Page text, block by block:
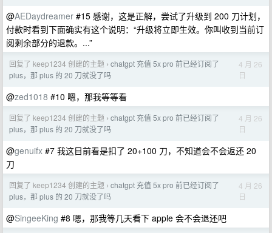
@AEDaydreamer #15 感谢，这是正解，尝试了升级到 200 刀计划，
付款时看到下面确实有这个说明：“升级将立即生效。你叫收到当前订
阅剩余部分的退款。...”
回复了 keep1234 创建的主题 › chatgpt 充值 5x pro 前已经订阅了
plus，那 plus 的 20 刀就没了吗
4 月 26
日
@zed1018 #10 嗯，那我等等看
回复了 keep1234 创建的主题 › chatgpt 充值 5x pro 前已经订阅了
plus，那 plus 的 20 刀就没了吗
4 月 26
日
@genuifx #7 我这目前看是扣了 20+100 刀，不知道会不会返还 20
刀
回复了 keep1234 创建的主题 › chatgpt 充值 5x pro 前已经订阅了
plus，那 plus 的 20 刀就没了吗
4 月 26
日
@SingeeKing #8 嗯，那我等几天看下 apple 会不会退还吧